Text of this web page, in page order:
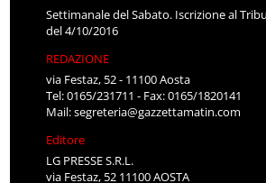
Settimanale del Sabato. Iscrizione al
del 4/10/2016
REDAZIONE
via Festaz, 52 - 11100 Aosta
Tel: 0165/231711 - Fax: 0165/1820141
Mail:segreteria@gazzettamatin.com
Editore
LG PRESSE S.R.L.
via Festaz, 52 11100 AOSTA